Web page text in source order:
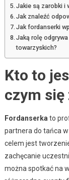
Jakie są zarobki i
Jak znaleźć
Jak fordanserki
Jaką rolę
towarzyskich?
Kto to
czym
Fordanserkato
partnera do tańca
celem jest
zachęcanie
można spotkać na